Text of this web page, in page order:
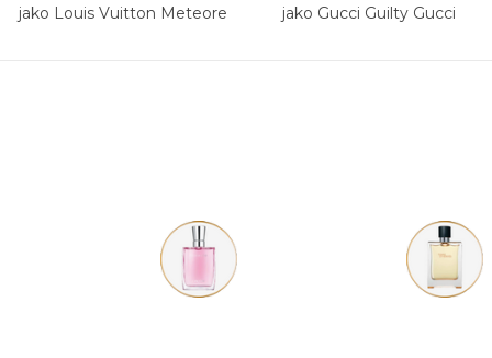
jako Louis Vuitton Meteore
jako Gucci Guilty Gucci